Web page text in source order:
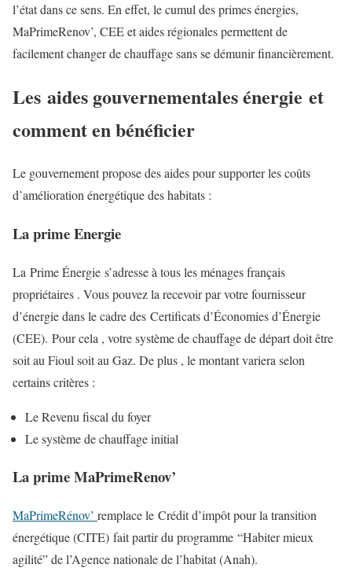
l’état dans ce sens. En effet, le cumul des primes énergies,
MaPrimeRenov’, CEE et aides régionales permettent de
facilement changer de chauffage sans se démunir financièrement.
Les aides gouvernementales énergie et
comment en bénéficier
Le gouvernement propose des aides pour supporter les coûts
d’amélioration énergétique des habitats :
La prime Energie
La Prime Énergie s’adresse à tous les ménages français
propriétaires . Vous pouvez la recevoir par votre fournisseur
d’énergie dans le cadre des Certificats d’Économies d’Énergie
(CEE). Pour cela , votre système de chauffage de départ doit être
soit au Fioul soit au Gaz. De plus , le montant variera selon
certains critères :
Le Revenu fiscal du foyer
Le système de chauffage initial
La prime MaPrimeRenov’
MaPrimeRénov’ remplace le Crédit d’impôt pour la transition
énergétique (CITE) fait partir du programme “Habiter mieux
agilité” de l’Agence nationale de l’habitat (Anah).